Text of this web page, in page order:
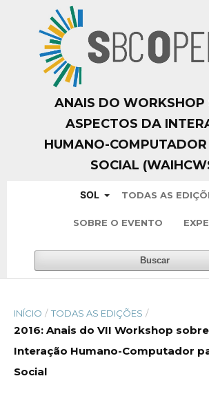
ANAIS DO WORKSHOP
ASPECTOS DA
HUMANO-
SOCIAL
SOL TODAS AS
SOBRE O EVENTO
Buscar
INÍCIO / TODAS AS EDIÇÕES /
2016: Anais do VII Workshop
Interação Humano-Computador
Social